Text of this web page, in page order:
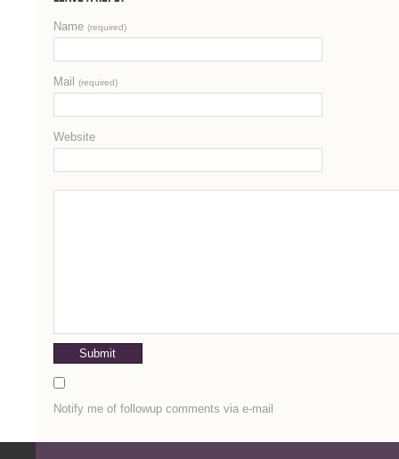
Name (required)
Mail (required)
Website
Notify me of followup comments via e-mail